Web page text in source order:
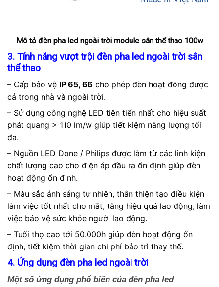
Mô tả đèn pha led ngoài trời module sân thể thao 100w
3. Tính năng vượt trội đèn pha led ngoài trời sân
thể thao
– Cấp bảo vệ IP 65, 66 cho phép đèn hoạt động được
cả trong nhà và ngoài trời.
– Sử dụng công nghệ LED tiên tiến nhất cho hiệu suất
phát quang > 110 lm/w giúp tiết kiệm năng lượng tối
đa.
– Nguồn LED Done / Philips được làm từ các linh kiện
chất lượng cao cho điện áp đầu ra ổn định giúp đèn
hoạt động ổn định.
– Màu sắc ánh sáng tự nhiên, thân thiện tạo điều kiện
làm việc tốt nhất cho mắt, tăng hiệu quả lao động, làm
việc bảo vệ sức khỏe người lao động.
– Tuổi thọ cao tới 50.000h giúp đèn hoạt động ổn
định, tiết kiệm thời gian chi phí bảo trì thay thế.
4. Ứng dụng đèn pha led ngoài trời
Một số ứng dụng phổ biến của đèn pha led